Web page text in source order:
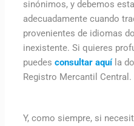
sinónimos, y debemos
adecuadamente cuando
provenientes de idiomas
inexistente. Si quieres
puedes consultar aquíla
Registro Mercantil Central.
Y, como siempre, si